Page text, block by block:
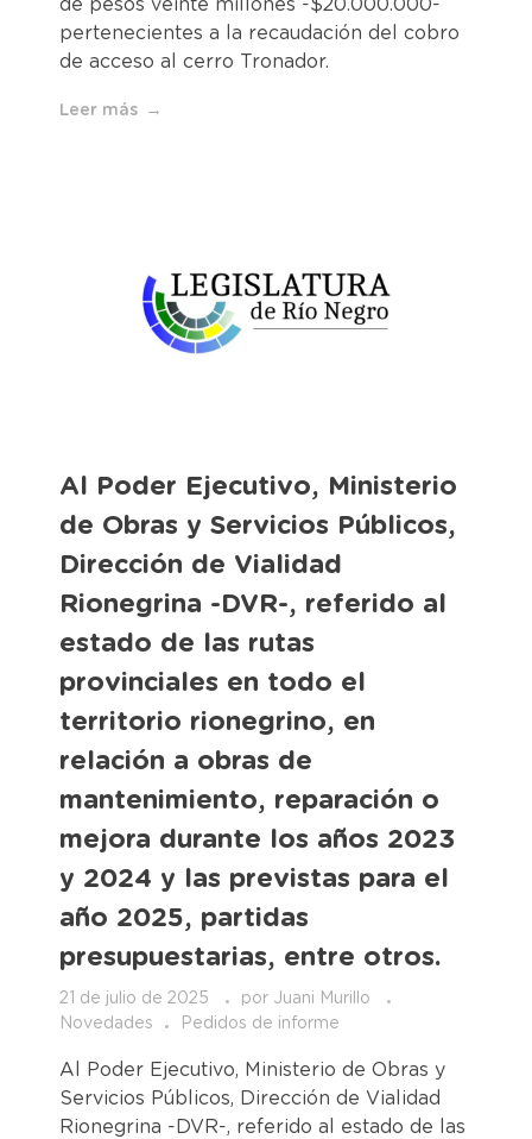
de pesos veinte millones -$20.000.000-
pertenecientes a la recaudación del cobro
de acceso al cerro Tronador.
Leer más
Al Poder Ejecutivo, Ministerio
de Obras y Servicios Públicos,
Dirección de Vialidad
Rionegrina -DVR-, referido al
estado de las rutas
provinciales en todo el
territorio rionegrino, en
relación a obras de
mantenimiento, reparación o
mejora durante los años 2023
y 2024 y las previstas para el
año 2025, partidas
presupuestarias, entre otros.
21 de julio de 2025 por Juani Murillo
Novedades
Pedidos de informe
Al Poder Ejecutivo, Ministerio de Obras y
Servicios Públicos, Dirección de Vialidad
Rionegrina -DVR-, referido al estado de las